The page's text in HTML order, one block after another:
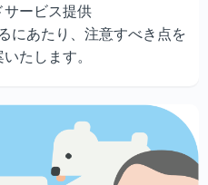
サービス提供
にあたり、注意すべき点を
たします。